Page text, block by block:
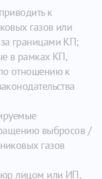
к
газов или
границами КП;
в рамках КП,
отношению к
выбросов /
газов
юр лицом или ИП,